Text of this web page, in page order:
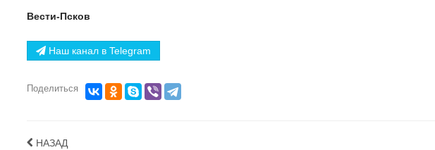
Вести-Псков
Наш канал в Telegram
Поделиться
НАЗАД